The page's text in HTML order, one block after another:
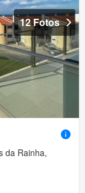
12 Fotos
da Rainha,